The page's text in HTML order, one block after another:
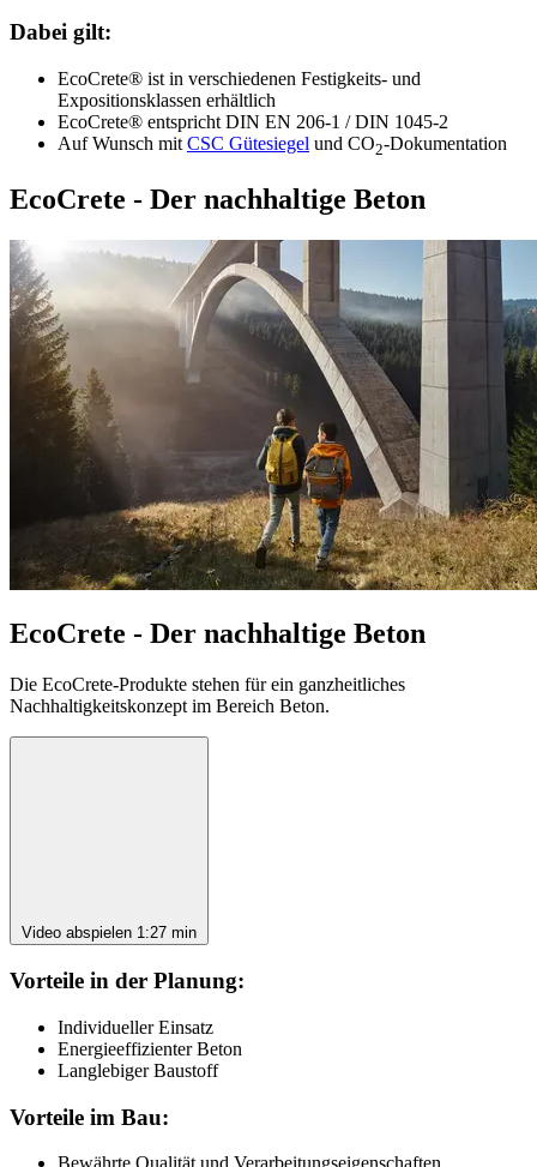
Dabei gilt:
EcoCrete® ist in verschiedenen Festigkeits- und
Expositionsklassen erhältlich
EcoCrete® entspricht DIN EN 206-1 / DIN 1045-2
Auf Wunsch mit CSC Gütesiegel und CO2-Dokumentation
EcoCrete - Der nachhaltige Beton
EcoCrete - Der nachhaltige Beton
Die EcoCrete-Produkte stehen für ein ganzheitliches
Nachhaltigkeitskonzept im Bereich Beton.
Video abspielen 1:27 min
Vorteile in der Planung:
Individueller Einsatz
Energieeffizienter Beton
Langlebiger Baustoff
Vorteile im Bau: